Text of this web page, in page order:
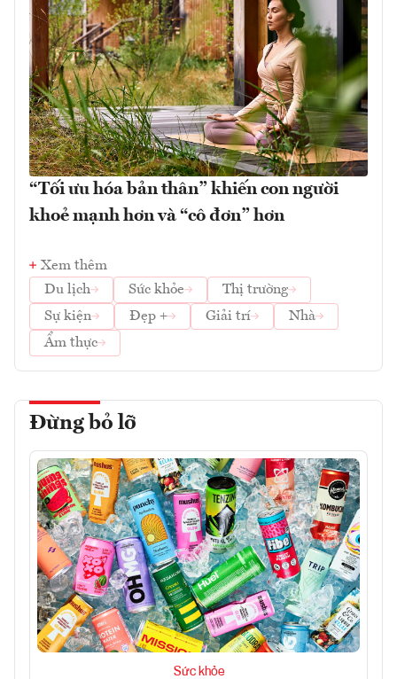
“Tối ưu hóa bản thân” khiến con người
khoẻ mạnh hơn và “cô đơn” hơn
Xem thêm
Du lịch
Sức khỏe
Thị trường
Sự kiện
Đẹp + Giải trí
Nhà
Ẩm thực
Đừng bỏ lỡ
Sức khỏe